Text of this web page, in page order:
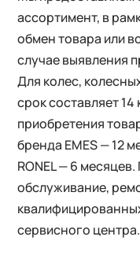
ассортимент, в
обмен товара или
случае выявления
Для колес,
срок составляет
приобретения
бренда EMES — 12
RONEL — 6
обслуживание,
сервисного центра.